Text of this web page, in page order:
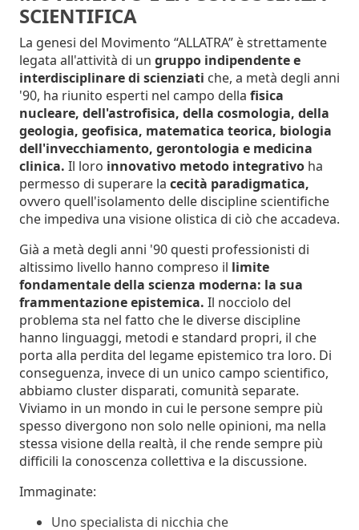
SCIENTIFICA
La genesi del Movimento “ALLATRA” è strettamente
legata all'attività di un gruppo indipendente e
interdisciplinare di scienziati che, a metà degli anni
'90, ha riunito esperti nel campo della fisica
nucleare, dell'astrofisica, della cosmologia, della
geologia, geofisica, matematica teorica, biologia
dell'invecchiamento, gerontologia e medicina
clinica. Il loro innovativo metodo integrativo ha
permesso di superare la cecità paradigmatica,
ovvero quell'isolamento delle discipline scientifiche
che impediva una visione olistica di ciò che accadeva.
Già a metà degli anni '90 questi professionisti di
altissimo livello hanno compreso il limite
fondamentale della scienza moderna: la sua
frammentazione epistemica. Il nocciolo del
problema sta nel fatto che le diverse discipline
hanno linguaggi, metodi e standard propri, il che
porta alla perdita del legame epistemico tra loro. Di
conseguenza, invece di un unico campo scientifico,
abbiamo cluster disparati, comunità separate.
Viviamo in un mondo in cui le persone sempre più
spesso divergono non solo nelle opinioni, ma nella
stessa visione della realtà, il che rende sempre più
difficili la conoscenza collettiva e la discussione.
Immaginate:
Uno specialista di nicchia che